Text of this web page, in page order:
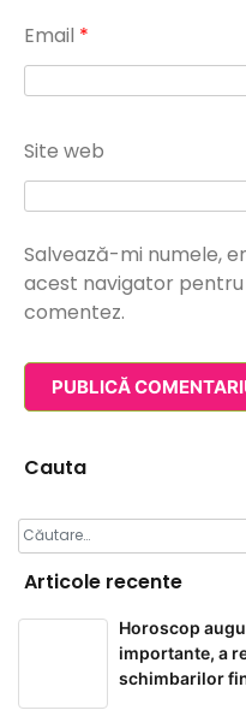
Email *
Site web
Salvează-mi numele,
acest navigator
comentez.
Cauta
Caută
după:
Articole recente
Horoscop
importante, a
schimbarilor